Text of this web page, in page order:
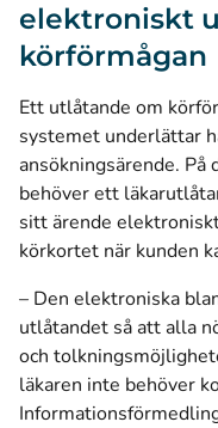
elektroniskt
körförmågan
Ett utlåtande om
systemet underlättar
ansökningsärende.
behöver ett
sitt ärende
körkortet när kunden
– Den elektroniska
utlåtandet så att alla
och
läkaren inte behöver